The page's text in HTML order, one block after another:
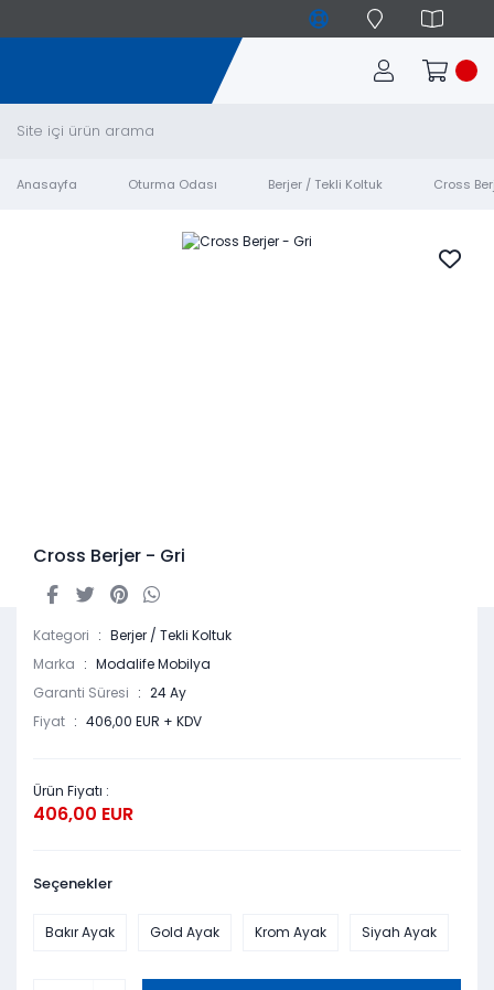
Anasayfa Oturma Odası Berjer / Tekli Koltuk Cross
Cross Berjer - Gri
Kategori
Berjer / Tekli Koltuk
Marka
Modalife Mobilya
Garanti Süresi
24 Ay
Fiyat
406,00 EUR + KDV
Ürün Fiyatı :
406,00 EUR
Seçenekler
Bakır Ayak Gold Ayak Krom Ayak Siyah Ayak